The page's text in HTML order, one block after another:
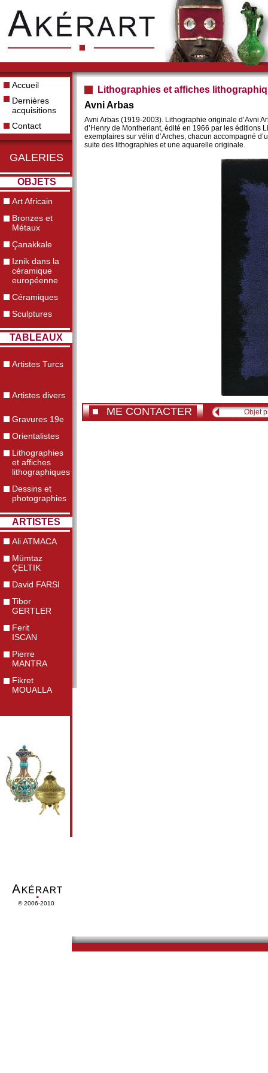
Accueil
Dernières
acquisitions
Contact
GALERIES
OBJETS
Art Africain
Bronzes et
Métaux
Çanakkale
Iznik dans la
céramique
européenne
Céramiques
Sculptures
TABLEAUX
Artistes Turcs
Artistes divers
Gravures 19e
Orientalistes
Lithographies
et affiches
lithographiques
Dessins et
photographies
ARTISTES
Ali ATMACA
Mümtaz
ÇELTIK
David FARSI
Tibor
GERTLER
Ferit
ISCAN
Pierre
MANTRA
Fikret
MOUALLA
© 2006-2010
Lithographies et affiches
Avni Arbas
Avni Arbas (1919-2003). Lithographie originale d’Avni
d’Henry de Montherlant, édité en 1966 par les éditions
exemplaires sur vélin d’Arches, chacun accompagné
suite des lithographies et une aquarelle originale.
ME CONTACTER Objet